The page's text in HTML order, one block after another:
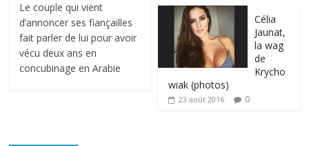
Le couple qui vient
d’annoncer ses fiançailles
fait parler de lui pour avoir
vécu deux ans en
concubinage en Arabie
Célia
Jaunat,
la wag
de
Krycho
wiak (photos)
23 août 2016 0